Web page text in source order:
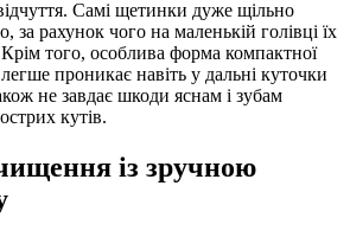
Самі щетинки дуже щільно
за рахунок чого на маленькій голівці їх
того, особлива форма компактної
проникає навіть у дальні куточки
не завдає шкоди яснам і зубам
кутів.
із зручною